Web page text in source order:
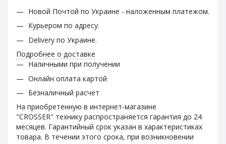
Новой Почтой по Украине - наложенным платежом.
Курьером по адресу.
Delivery по Украине.
Подробнее о доставке
Наличными при получении
Онлайн оплата картой
Безналичный расчет
На приобретенную в интернет-магазине
"CROSSER" технику распространяется гарантия до 24
месяцев. Гарантийный срок указан в характеристиках
товара. В течении этого срока, при возникновении